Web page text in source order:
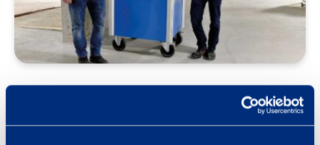
Olosuhdehallinta mietitään aina